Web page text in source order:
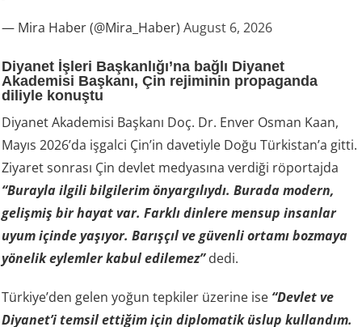
— Mira Haber (@Mira_Haber)August 6, 2026
Diyanet İşleri Başkanlığı’na bağlı Diyanet
Akademisi Başkanı, Çin rejiminin propaganda
diliyle konuştu
Diyanet Akademisi Başkanı Doç. Dr. Enver Osman Kaan,
Mayıs 2026’da işgalci Çin’in davetiyle Doğu Türkistan’a gitti.
Ziyaret sonrası Çin devlet medyasına verdiği röportajda
“Burayla ilgili bilgilerim önyargılıydı. Burada modern,
gelişmiş bir hayat var. Farklı dinlere mensup insanlar
uyum içinde yaşıyor. Barışçıl ve güvenli ortamı bozmaya
yönelik eylemler kabul edilemez”dedi.
Türkiye’den gelen yoğun tepkiler üzerine ise “Devlet ve
Diyanet’i temsil ettiğim için diplomatik üslup kullandım.